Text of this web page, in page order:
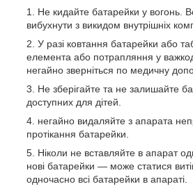
Не кидайте батарейки у вогонь.
вибухнути з викидом внутрішніх
У разі ковтання батарейки або
елемента або потрапляння у
негайно зверніться по медичну
Не зберігайте та не залишайте
доступних для дітей.
негайно видаляйте з апарата
протікання батарейки.
Ніколи не вставляйте в апарат
нові батарейки — може статися
одночасно всі батарейки в апараті.